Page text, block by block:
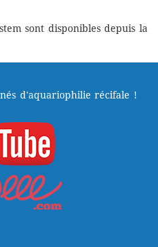
sont disponibles depuis la
d'aquariophilie récifale !